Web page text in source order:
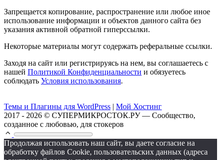
Запрещается копирование, распространение или любое иное
использование информации и объектов данного сайта без
указания активной обратной гиперссылки.
Некоторые материалы могут содержать реферальные ссылки.
Заходя на сайт или регистрируясь на нем, вы соглашаетесь с
нашей Политикой Конфиденциальности и обязуетесь
соблюдать Условия использования.
Темы и Плагины для WordPress | Мой Хостинг
2017 - 2026 © СУПЕРМИКРОСТОК.РУ — Сообщество,
созданное с любовью, для стокеров
Продолжая использовать наш сайт, вы даете согласие на
обработку файлов Cookie, пользовательских данных (адреса